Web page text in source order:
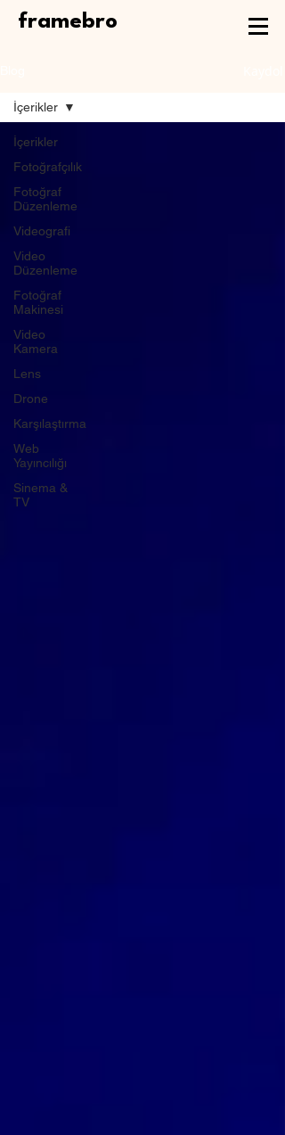
framebro
İçerikler
Fotoğrafçılık
Fotoğraf
Düzenleme
Videografi
Video
Düzenleme
Fotoğraf
Makinesi
Video
Kamera
Lens
Drone
Karşılaştırma
Web
Yayıncılığı
Sinema &
TV
İçerikler